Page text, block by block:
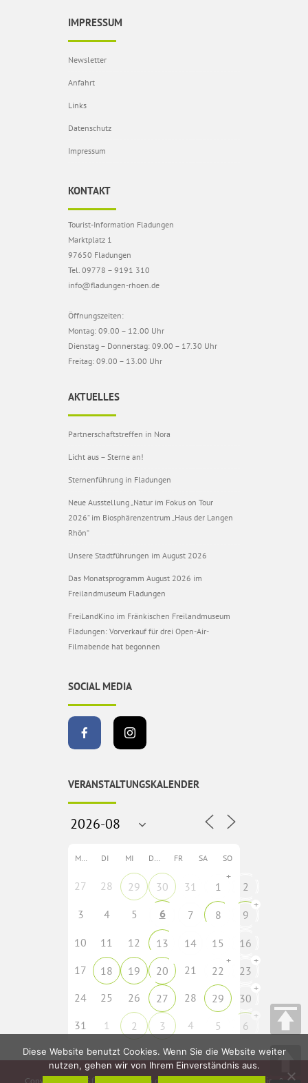
IMPRESSUM
Newsletter
Anfahrt
Links
Datenschutz
Impressum
KONTAKT
Tourist-Information Fladungen
Marktplatz 1
97650 Fladungen
Tel. 09778 – 9191 310
info@fladungen-rhoen.de
Öffnungszeiten:
Montag: 09.00 – 12.00 Uhr
Dienstag – Donnerstag: 09.00 – 17.30 Uhr
Freitag: 09.00 – 13.00 Uhr
AKTUELLES
Partnerschaftstreffen in Nora
Licht aus – Sterne an!
Sternenführung in Fladungen
Neue Ausstellung „Natur im Fokus on Tour
2026“ im Biosphärenzentrum „Haus der Langen
Rhön“
Unsere Stadtführungen im August 2026
Das Monatsprogramm August 2026 im
Freilandmuseum Fladungen
FreiLandKino im Fränkischen Freilandmuseum
Fladungen: Vorverkauf für drei Open-Air-
Filmabende hat begonnen
SOCIAL MEDIA
VERANSTALTUNGSKALENDER
MO DI MI DO FR SA SO
27 28 29 30 31 1
+
2
3
4 5 6 7 8 9
+
10 11 12 13 14 15
16
17
18 19 20 21 22
+
23
+
24 25 26 27 28 29 30
+
31 1 2 3 4 5 6
+
Copyright © 2026 fladungen-rhoen.de • Idee, Konzeption, Webdesign &
Diese Website benutzt Cookies. Wenn Sie die Website weiter
nutzen, gehen wir von Ihrem Einverständnis aus.